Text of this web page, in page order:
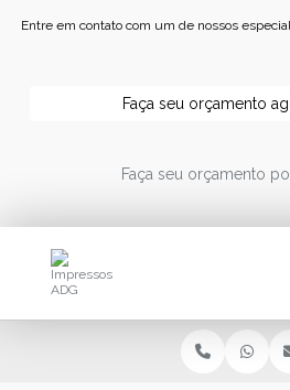
Entre em contato com um de nossos
Faça seu orçamento
Faça seu orçamento